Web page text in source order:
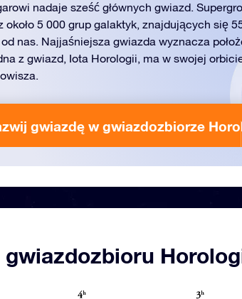
nadaje sześć głównych gwiazd.
około 5 000 grup galaktyk, znajdujących się
nas. Najjaśniejsza gwiazda wyznacza
z gwiazd, Iota Horologii, ma w swojej
gwiazdę w gwiazdozbiorze
gwiazdozbioru